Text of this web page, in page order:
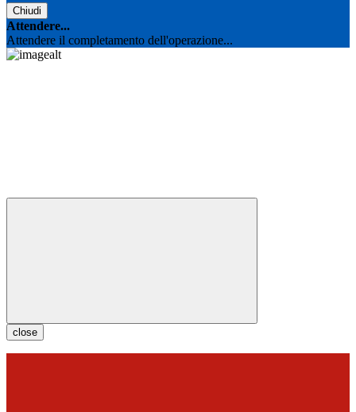
Chiudi
Attendere...
Attendere il completamento dell'operazione...
close